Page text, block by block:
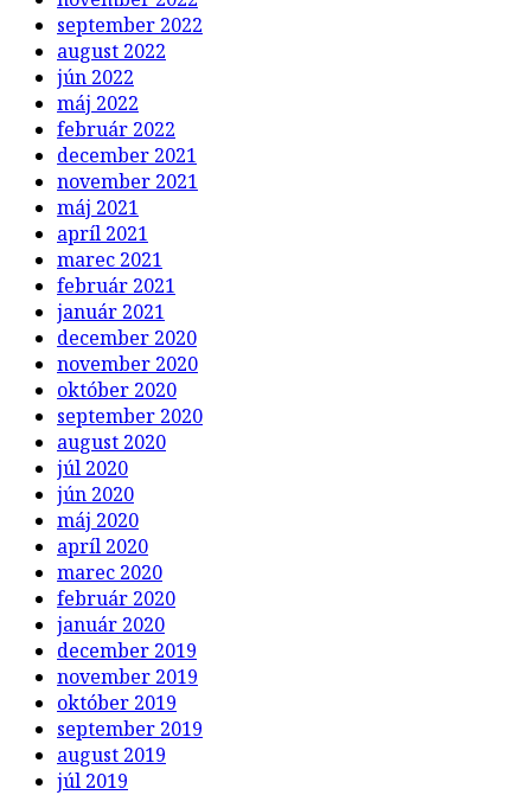
september 2022
august 2022
jún 2022
máj 2022
február 2022
december 2021
november 2021
máj 2021
apríl 2021
marec 2021
február 2021
január 2021
december 2020
november 2020
október 2020
september 2020
august 2020
júl 2020
jún 2020
máj 2020
apríl 2020
marec 2020
február 2020
január 2020
december 2019
november 2019
október 2019
september 2019
august 2019
júl 2019